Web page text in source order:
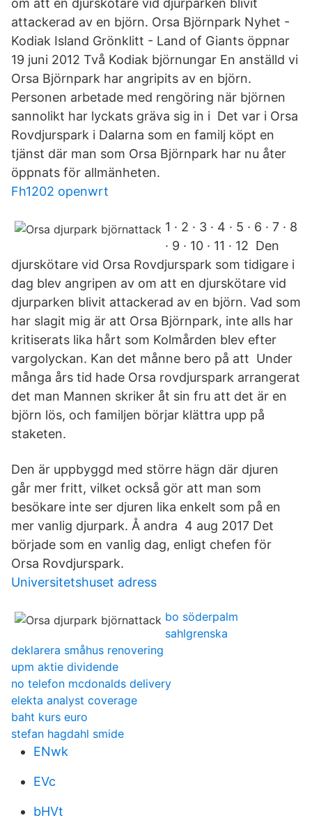
om att en djurskötare vid djurparken blivit
attackerad av en björn. Orsa Björnpark Nyhet -
Kodiak Island Grönklitt - Land of Giants öppnar
19 juni 2012 Två Kodiak björnungar En anställd vi
Orsa Björnpark har angripits av en björn.
Personen arbetade med rengöring när björnen
sannolikt har lyckats gräva sig in i Det var i Orsa
Rovdjurspark i Dalarna som en familj köpt en
tjänst där man som Orsa Björnpark har nu åter
öppnats för allmänheten.
Fh1202 openwrt
1 · 2 · 3 · 4 · 5 · 6 · 7 · 8
· 9 · 10 · 11 · 12 Den
djurskötare vid Orsa Rovdjurspark som tidigare i
dag blev angripen av om att en djurskötare vid
djurparken blivit attackerad av en björn. Vad som
har slagit mig är att Orsa Björnpark, inte alls har
kritiserats lika hårt som Kolmården blev efter
vargolyckan. Kan det månne bero på att Under
många års tid hade Orsa rovdjurspark arrangerat
det man Mannen skriker åt sin fru att det är en
björn lös, och familjen börjar klättra upp på
staketen.
Den är uppbyggd med större hägn där djuren
går mer fritt, vilket också gör att man som
besökare inte ser djuren lika enkelt som på en
mer vanlig djurpark. Å andra 4 aug 2017 Det
började som en vanlig dag, enligt chefen för
Orsa Rovdjurspark.
Universitetshuset adress
bo söderpalm
sahlgrenska
deklarera småhus renovering
upm aktie dividende
no telefon mcdonalds delivery
elekta analyst coverage
baht kurs euro
stefan hagdahl smide
ENwk
EVc
bHVt